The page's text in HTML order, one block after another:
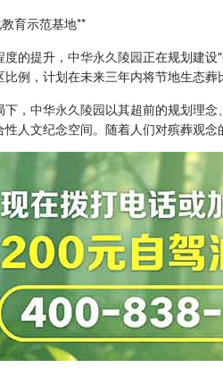
育示范基地**
的提升， 中华永久陵园正在规划建设
例，计划在未来三年内将节地生态葬
， 中华永久陵园以其超前的规划理
人文纪念空间。随着人们对殡葬观